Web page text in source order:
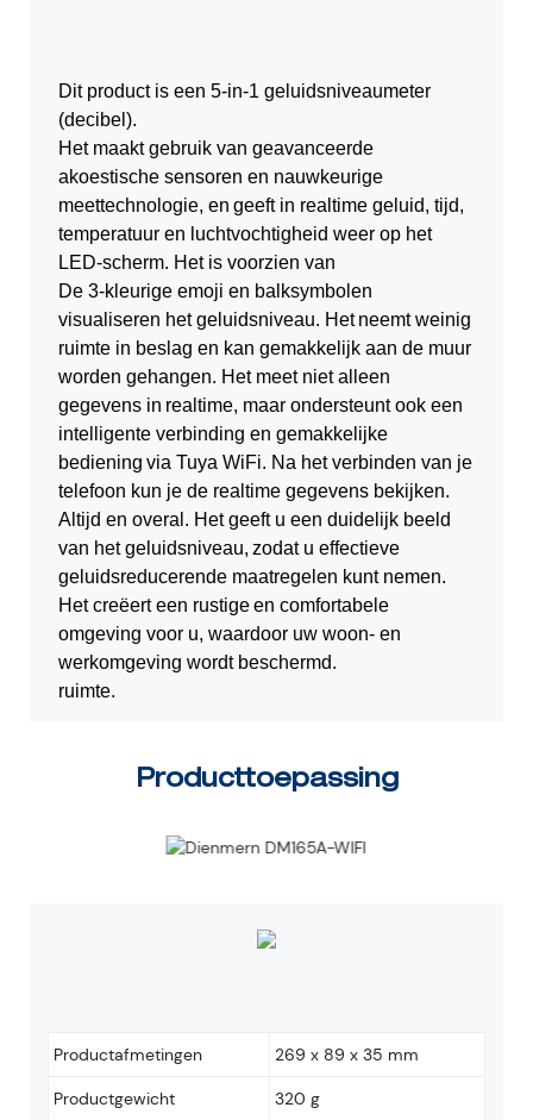
Dit product is een 5-in-1 geluidsniveaumeter
(decibel).
Het maakt gebruik van geavanceerde
akoestische sensoren en nauwkeurige
meettechnologie, en geeft in realtime geluid, tijd,
temperatuur en luchtvochtigheid weer op het
LED-scherm. Het is voorzien van
De 3-kleurige emoji en balksymbolen
visualiseren het geluidsniveau. Het neemt weinig
ruimte in beslag en kan gemakkelijk aan de muur
worden gehangen. Het meet niet alleen
gegevens in realtime, maar ondersteunt ook een
intelligente verbinding en gemakkelijke
bediening via Tuya WiFi. Na het verbinden van je
telefoon kun je de realtime gegevens bekijken.
Altijd en overal. Het geeft u een duidelijk beeld
van het geluidsniveau, zodat u effectieve
geluidsreducerende maatregelen kunt nemen.
Het creëert een rustigeen comfortabele
omgeving voor u, waardoor uw woon- en
werkomgeving wordt beschermd.
ruimte.
Producttoepassing
Productafmetingen 269 ​​x 89 x 35 mm
Productgewicht 320 g